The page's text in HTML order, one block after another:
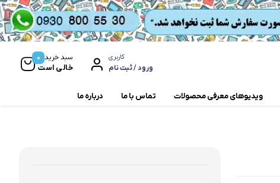
کاربری
ورود / ثبت نام
سبد خرید
خالی است
0
ویدیوهای معرفی محصولات تماس با ما درباره ما